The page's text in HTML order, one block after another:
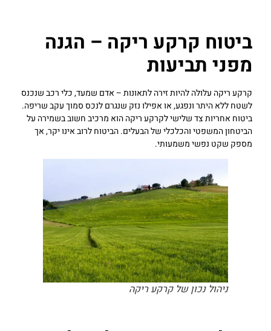
ביטוח קרקע ריקה – הגנה
מפני תביעות
קרקע ריקה עלולה להיות זירה לתאונות – אדם שמעד, כלי רכב שנכנס
לשטח ללא היתר ונפגע, או אפילו נזק שנגרם לנכס סמוך עקב שריפה.
ביטוח אחריות צד שלישי לקרקע ריקה הוא מרכיב חשוב בשמירה על
הביטחון המשפטי והכלכלי של הבעלים. הביטוח לרוב אינו יקר, אך
מספק שקט נפשי משמעותי.
ניהול נכון של קרקע ריקה